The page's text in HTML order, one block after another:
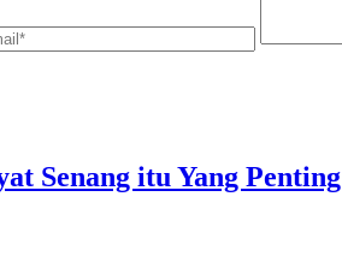
Senang itu Yang Penting